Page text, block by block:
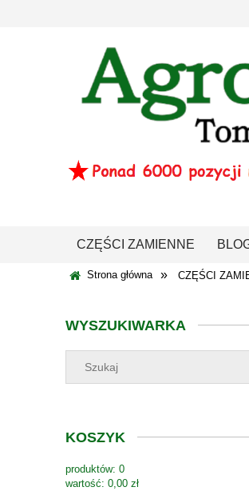
CZĘŚCI ZAMIENNE
Strona główna » CZĘŚCI
WYSZUKIWARKA
KOSZYK
produktów: 0
wartość: 0,00 zł